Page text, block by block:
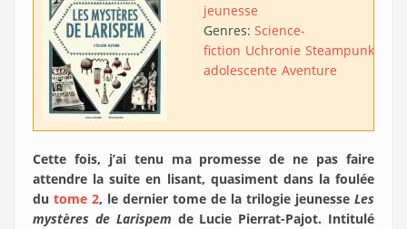
jeunesse
Genres: Science-
fiction Uchronie Steampunk
adolescente Aventure
Cette fois, j’ai tenu ma promesse de ne pas faire
attendre la suite en lisant, quasiment dans la foulée
du tome 2, le dernier tome de la trilogie jeunesse Les
mystères de Larispem de Lucie Pierrat-Pajot. Intitulé